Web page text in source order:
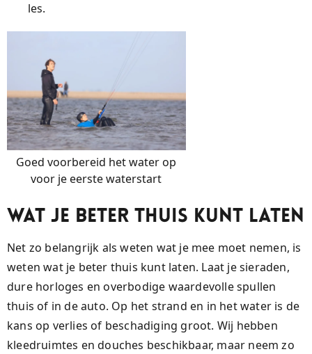
les.
Goed voorbereid het water op
voor je eerste waterstart
Wat Je Beter Thuis Kunt Laten
Net zo belangrijk als weten wat je mee moet nemen, is
weten wat je beter thuis kunt laten. Laat je sieraden,
dure horloges en overbodige waardevolle spullen
thuis of in de auto. Op het strand en in het water is de
kans op verlies of beschadiging groot. Wij hebben
kleedruimtes en douches beschikbaar, maar neem zo